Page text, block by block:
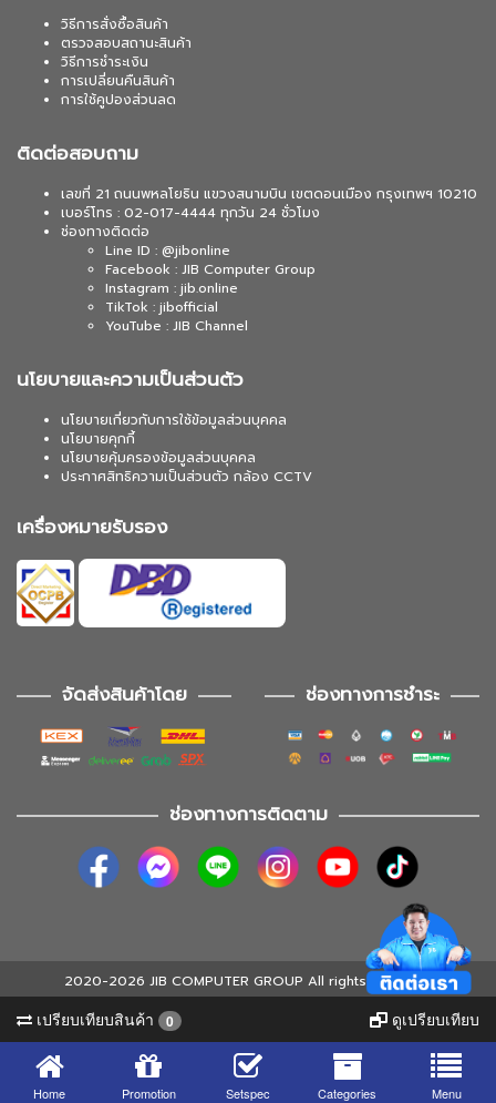
วิธีการสั่งซื้อสินค้า
ตรวจสอบสถานะสินค้า
วิธีการชำระเงิน
การเปลี่ยนคืนสินค้า
การใช้คูปองส่วนลด
ติดต่อสอบถาม
เลขที่ 21 ถนนพหลโยธิน แขวงสนามบิน เขตดอนเมือง กรุงเทพฯ 10210
เบอร์โทร : 02-017-4444 ทุกวัน 24 ชั่วโมง
ช่องทางติดต่อ
Line ID : @jibonline
Facebook : JIB Computer Group
Instagram : jib.online
TikTok : jibofficial
YouTube : JIB Channel
นโยบายและความเป็นส่วนตัว
นโยบายเกี่ยวกับการใช้ข้อมูลส่วนบุคคล
นโยบายคุกกี้
นโยบายคุ้มครองข้อมูลส่วนบุคคล
ประกาศสิทธิความเป็นส่วนตัว กล้อง CCTV
เครื่องหมายรับรอง
จัดส่งสินค้าโดย ช่องทางการชำระ
ช่องทางการติดตาม
2020-2026 JIB COMPUTER GROUP All rights reserved
เปรียบเทียบสินค้า 0 ดูเปรียบเทียบ
Home Promotion Setspec Categories Menu